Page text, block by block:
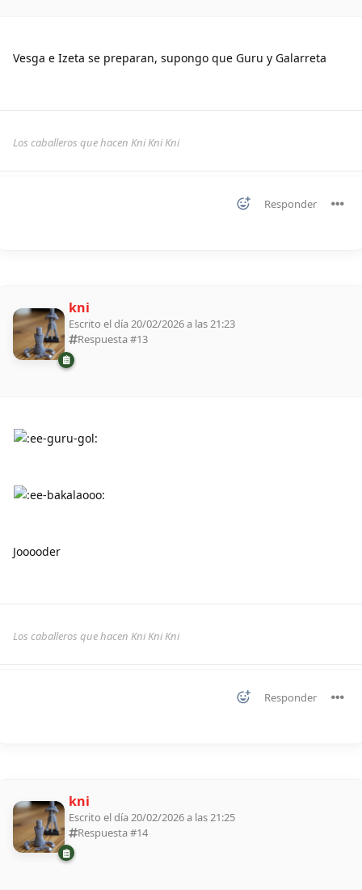
Vesga e Izeta se preparan, supongo que Guru y Galarreta
Los caballeros que hacen Kni Kni Kni
Responder
kni
Escrito el día 20/02/2026 a las 21:23
Respuesta #13
Jooooder
Los caballeros que hacen Kni Kni Kni
Responder
kni
Escrito el día 20/02/2026 a las 21:25
Respuesta #14